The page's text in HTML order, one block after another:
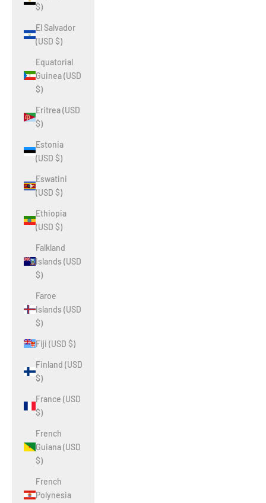
$)
El Salvador
(USD $)
Equatorial
Guinea (USD
$)
Eritrea (USD
$)
Estonia
(USD $)
Eswatini
(USD $)
Ethiopia
(USD $)
Falkland
Islands (USD
$)
Faroe
Islands (USD
$)
Fiji (USD $)
Finland (USD
$)
France (USD
$)
French
Guiana (USD
$)
French
Polynesia